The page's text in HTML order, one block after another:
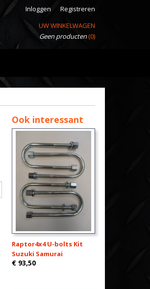
Inloggen
Registreren
UW WINKELWAGEN
Geen producten(0)
Ook interessant
Raptor4x4 U-bolts Kit
Suzuki Samurai
€ 93,50